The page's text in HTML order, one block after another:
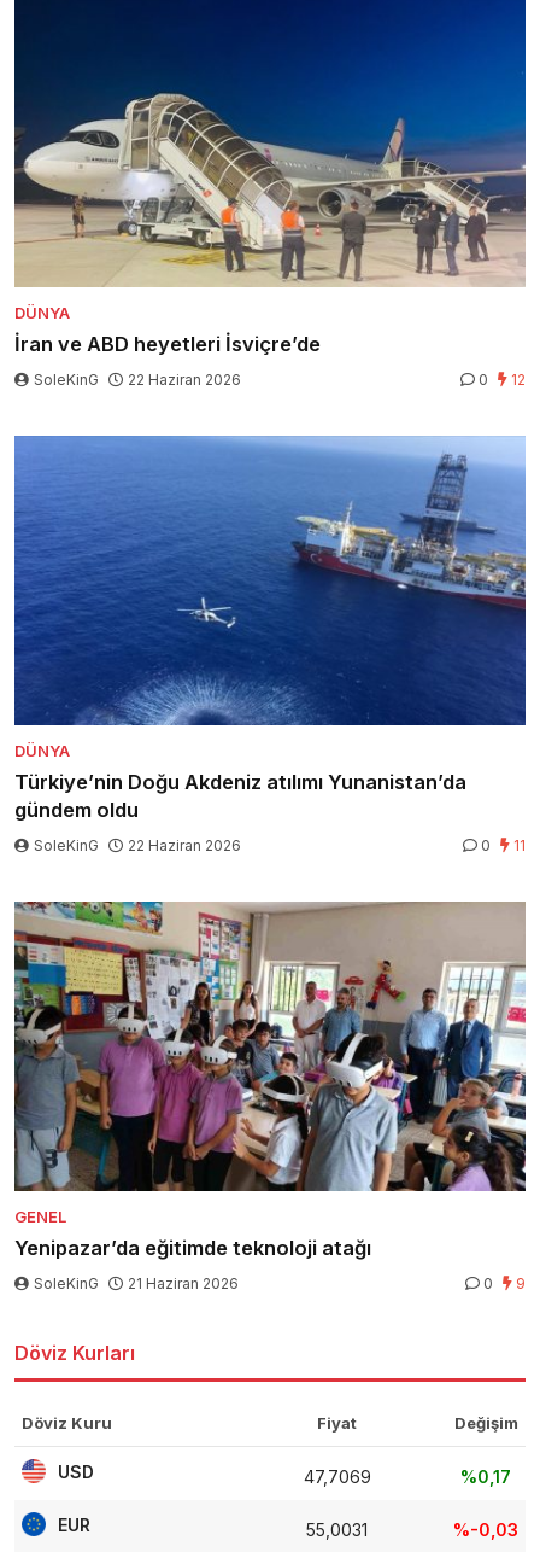
DÜNYA
İran ve ABD heyetleri İsviçre’de
SoleKinG 22 Haziran 2026 0 12
DÜNYA
Türkiye’nin Doğu Akdeniz atılımı Yunanistan’da
gündem oldu
SoleKinG 22 Haziran 2026 0 11
GENEL
Yenipazar’da eğitimde teknoloji atağı
SoleKinG 21 Haziran 2026 0 9
Döviz Kurları
Döviz Kuru Fiyat Değişim
USD 47,7069 %0,17
EUR 55,0031 %-0,03